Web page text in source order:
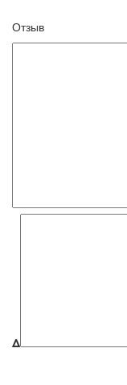
Отзыв
Δ